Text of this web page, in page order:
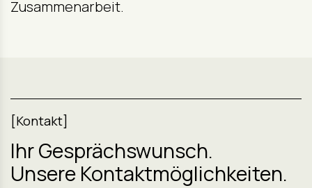
Zusammenarbeit.
[Kontakt]
Ihr Gesprächswunsch.
Unsere Kontaktmöglichkeiten.